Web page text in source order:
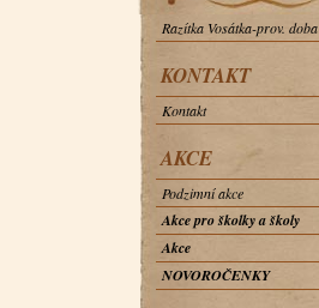
Razítka Vosátka-prov. doba
KONTAKT
Kontakt
AKCE
Podzimní akce
Akce pro školky a školy
Akce
NOVOROČENKY